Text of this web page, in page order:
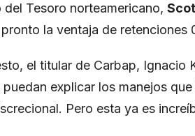
del Tesoro norteamericano,
la ventaja de retenciones
el titular de Carbap,
explicar los manejos
Pero esta ya es